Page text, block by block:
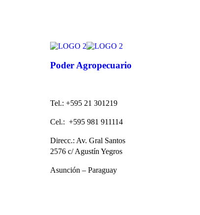
Poder Agropecuario
Tel.: +595 21 301219
Cel.: +595 981 911114
Direcc.: Av. Gral Santos
2576 c/ Agustín Yegros
Asunción – Paraguay